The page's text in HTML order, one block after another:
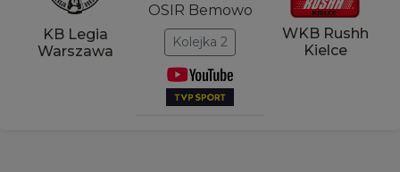
KB Legia
Warszawa
OSIR Bemowo
Kolejka 2
WKB Rushh
Kielce